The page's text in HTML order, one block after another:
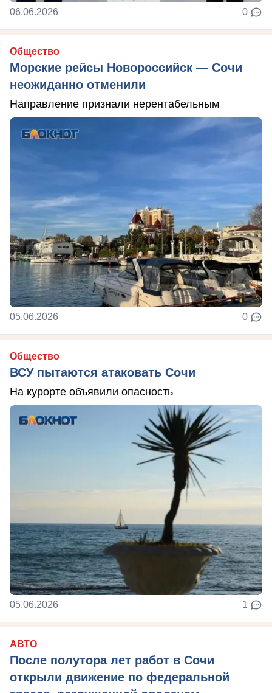
06.06.2026 0
Общество
Морские рейсы Новороссийск — Сочи
неожиданно отменили
Направление признали нерентабельным
05.06.2026 0
Общество
ВСУ пытаются атаковать Сочи
На курорте объявили опасность
05.06.2026 1
АВТО
После полутора лет работ в Сочи
открыли движение по федеральной